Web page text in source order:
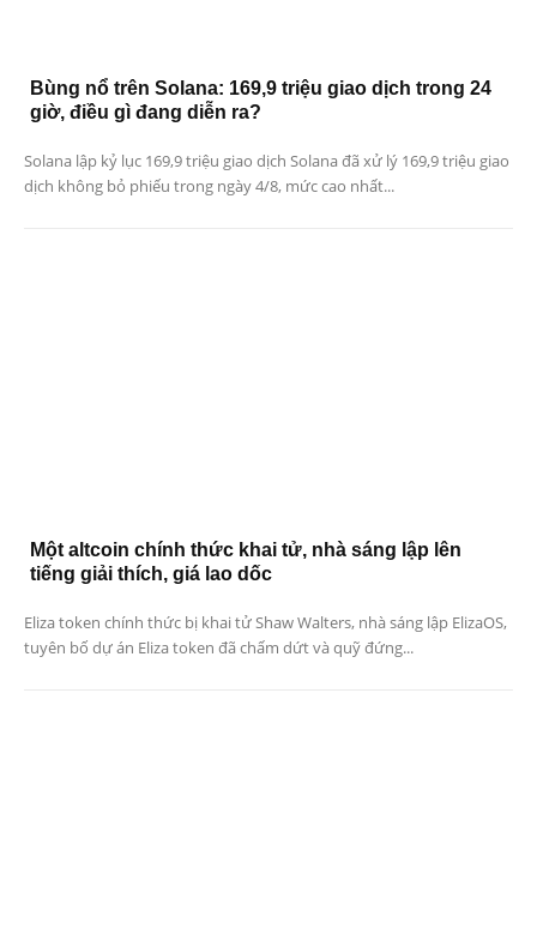
Bùng nổ trên Solana: 169,9 triệu giao dịch trong 24
giờ, điều gì đang diễn ra?
Solana lập kỷ lục 169,9 triệu giao dịch Solana đã xử lý 169,9 triệu giao
dịch không bỏ phiếu trong ngày 4/8, mức cao nhất...
Một altcoin chính thức khai tử, nhà sáng lập lên
tiếng giải thích, giá lao dốc
Eliza token chính thức bị khai tử Shaw Walters, nhà sáng lập ElizaOS,
tuyên bố dự án Eliza token đã chấm dứt và quỹ đứng...